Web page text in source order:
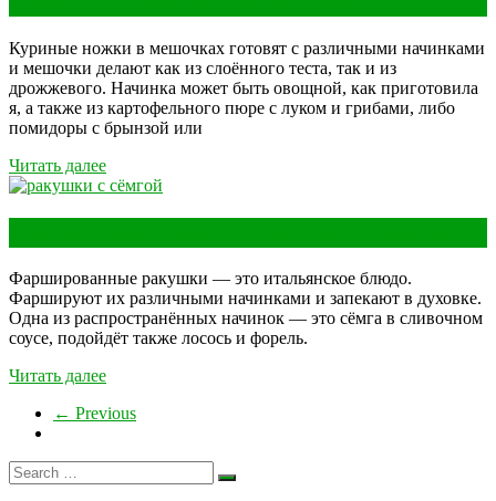
Куриные ножки в мешочках готовят с различными начинками
и мешочки делают как из слоённого теста, так и из
дрожжевого. Начинка может быть овощной, как приготовила
я, а также из картофельного пюре с луком и грибами, либо
помидоры с брынзой или
Читать далее
Фаршированные ракушки — это итальянское блюдо.
Фаршируют их различными начинками и запекают в духовке.
Одна из распространённых начинок — это сёмга в сливочном
соусе, подойдёт также лосось и форель.
Читать далее
← Previous